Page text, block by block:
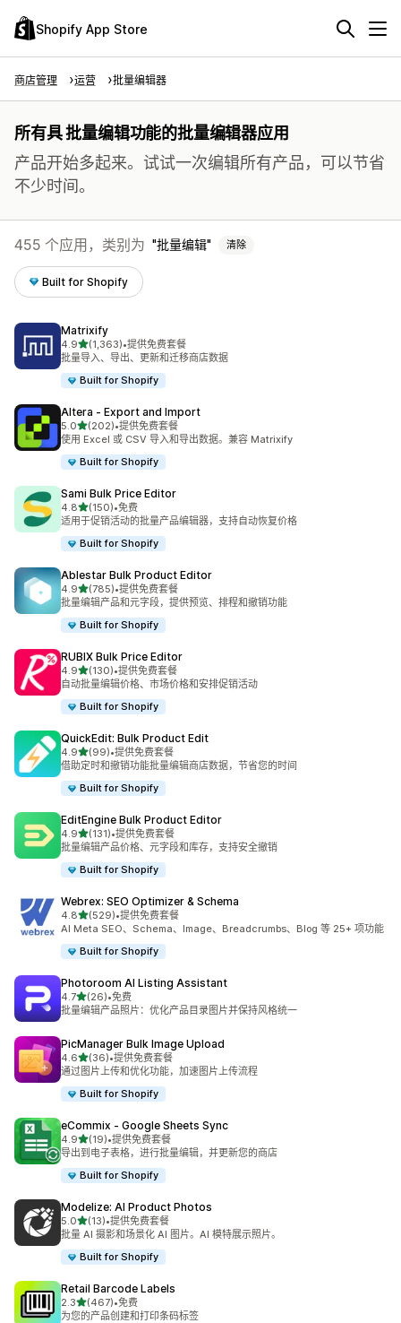
Shopify App Store
商店管理 运营 批量编辑器
所有具 批量编辑功能的批量编辑器应用
产品开始多起来。试试一次编辑所有产品，可以节省
不少时间。
455 个应用，类别为 批量编辑 清除
Built for Shopify
Matrixify
4.9星（满分 5 星）
(1,363)
总共 1363 条评论
•提供免费套餐
批量导入、导出、更新和迁移商店数据
Built for Shopify
Altera ‑ Export and Import
5.0星（满分 5 星）
(202)
总共 202 条评论
•提供免费套餐
使用 Excel 或 CSV 导入和导出数据。兼容 Matrixify
Built for Shopify
Sami Bulk Price Editor
4.8星（满分 5 星）
(150)
总共 150 条评论
•免费
适用于促销活动的批量产品编辑器，支持自动恢复价格
Built for Shopify
Ablestar Bulk Product Editor
4.9星（满分 5 星）
(785)
总共 785 条评论
•提供免费套餐
批量编辑产品和元字段，提供预览、排程和撤销功能
Built for Shopify
RUBIX Bulk Price Editor
4.9星（满分 5 星）
(130)
总共 130 条评论
•提供免费套餐
自动批量编辑价格、市场价格和安排促销活动
Built for Shopify
QuickEdit: Bulk Product Edit
4.9星（满分 5 星）
(99)
总共 99 条评论
•提供免费套餐
借助定时和撤销功能批量编辑商店数据，节省您的时间
Built for Shopify
EditEngine Bulk Product Editor
4.9星（满分 5 星）
(131)
总共 131 条评论
•提供免费套餐
批量编辑产品价格、元字段和库存，支持安全撤销
Built for Shopify
Webrex: SEO Optimizer & Schema
4.8星（满分 5 星）
(529)
总共 529 条评论
•提供免费套餐
AI Meta SEO、Schema、Image、Breadcrumbs、Blog 等 25+ 项功能
Built for Shopify
Photoroom AI Listing Assistant
4.7星（满分 5 星）
(26)
总共 26 条评论
•免费
批量编辑产品照片：优化产品目录图片并保持风格统一
PicManager Bulk Image Upload
4.6星（满分 5 星）
(36)
总共 36 条评论
•提供免费套餐
通过图片上传和优化功能，加速图片上传流程
Built for Shopify
eCommix ‑ Google Sheets Sync
4.9星（满分 5 星）
(19)
总共 19 条评论
•提供免费套餐
导出到电子表格，进行批量编辑，并更新您的商店
Built for Shopify
Modelize: AI Product Photos
5.0星（满分 5 星）
(13)
总共 13 条评论
•提供免费套餐
批量 AI 摄影和场景化 AI 图片。AI 模特展示照片。
Built for Shopify
Retail Barcode Labels
2.3星（满分 5 星）
(467)
总共 467 条评论
•免费
为您的产品创建和打印条码标签